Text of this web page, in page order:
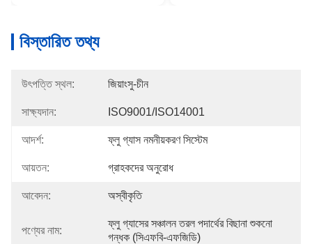
বিস্তারিত তথ্য
উৎপত্তি স্থল: জিয়াংসু-চীন
সাক্ষ্যদান: ISO9001/ISO14001
আদর্শ: ফ্লু গ্যাস নমনীয়করণ সিস্টেম
আয়তন: গ্রাহকদের অনুরোধ
আবেদন: অস্বীকৃতি
পণ্যের নাম:
ফ্লু গ্যাসের সঞ্চালন তরল পদার্থের বিছানা শুকনো
গন্ধক (সিএফবি-এফজিডি)